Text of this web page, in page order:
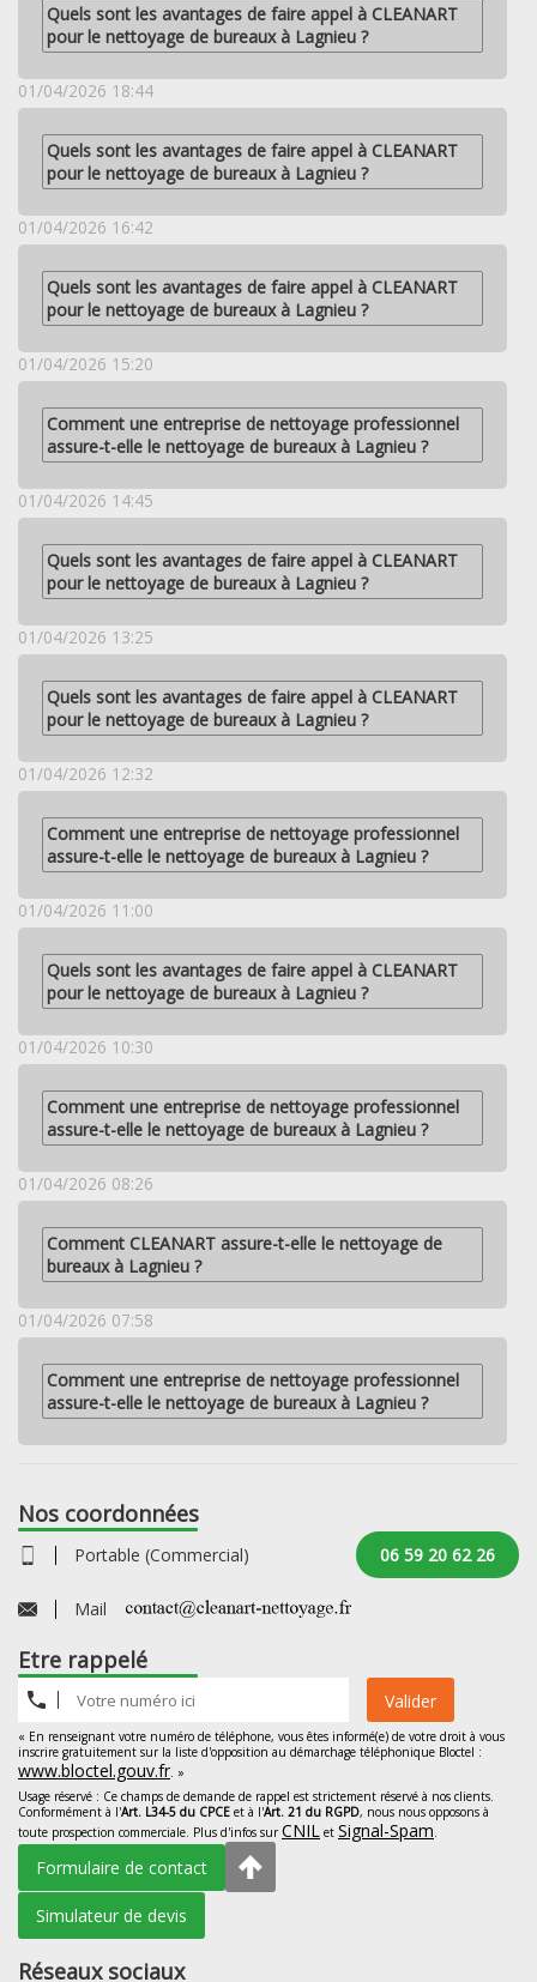
Quels sont les avantages de faire appel à CLEANART
pour le nettoyage de bureaux à Lagnieu ?
01/04/2026 18:44
Quels sont les avantages de faire appel à CLEANART
pour le nettoyage de bureaux à Lagnieu ?
01/04/2026 16:42
Quels sont les avantages de faire appel à CLEANART
pour le nettoyage de bureaux à Lagnieu ?
01/04/2026 15:20
Comment une entreprise de nettoyage professionnel
assure-t-elle le nettoyage de bureaux à Lagnieu ?
01/04/2026 14:45
Quels sont les avantages de faire appel à CLEANART
pour le nettoyage de bureaux à Lagnieu ?
01/04/2026 13:25
Quels sont les avantages de faire appel à CLEANART
pour le nettoyage de bureaux à Lagnieu ?
01/04/2026 12:32
Comment une entreprise de nettoyage professionnel
assure-t-elle le nettoyage de bureaux à Lagnieu ?
01/04/2026 11:00
Quels sont les avantages de faire appel à CLEANART
pour le nettoyage de bureaux à Lagnieu ?
01/04/2026 10:30
Comment une entreprise de nettoyage professionnel
assure-t-elle le nettoyage de bureaux à Lagnieu ?
01/04/2026 08:26
Comment CLEANART assure-t-elle le nettoyage de
bureaux à Lagnieu ?
01/04/2026 07:58
Comment une entreprise de nettoyage professionnel
assure-t-elle le nettoyage de bureaux à Lagnieu ?
Nos coordonnées
Portable (Commercial) 06 59 20 62 26
Mail
Etre rappelé
Valider
« En renseignant votre numéro de téléphone, vous êtes informé(e) de votre droit à vous
inscrire gratuitement sur la liste d'opposition au démarchage téléphonique Bloctel :
www.bloctel.gouv.fr. »
Usage réservé : Ce champs de demande de rappel est strictement réservé à nos clients.
Conformément à l'Art. L34-5 du CPCE et à l'Art. 21 du RGPD, nous nous opposons à
toute prospection commerciale. Plus d'infos surCNIL et Signal-Spam.
Formulaire de contact
Simulateur de devis
Réseaux sociaux